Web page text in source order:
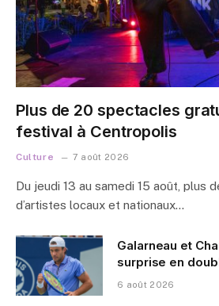
Plus de 20 spectacles
festival à Centropolis
Culture 7 août 2026
Du jeudi 13 au samedi 15 août, plus
d’artistes locaux et nationaux…
Galarneau et
surprise en
6 août 2026